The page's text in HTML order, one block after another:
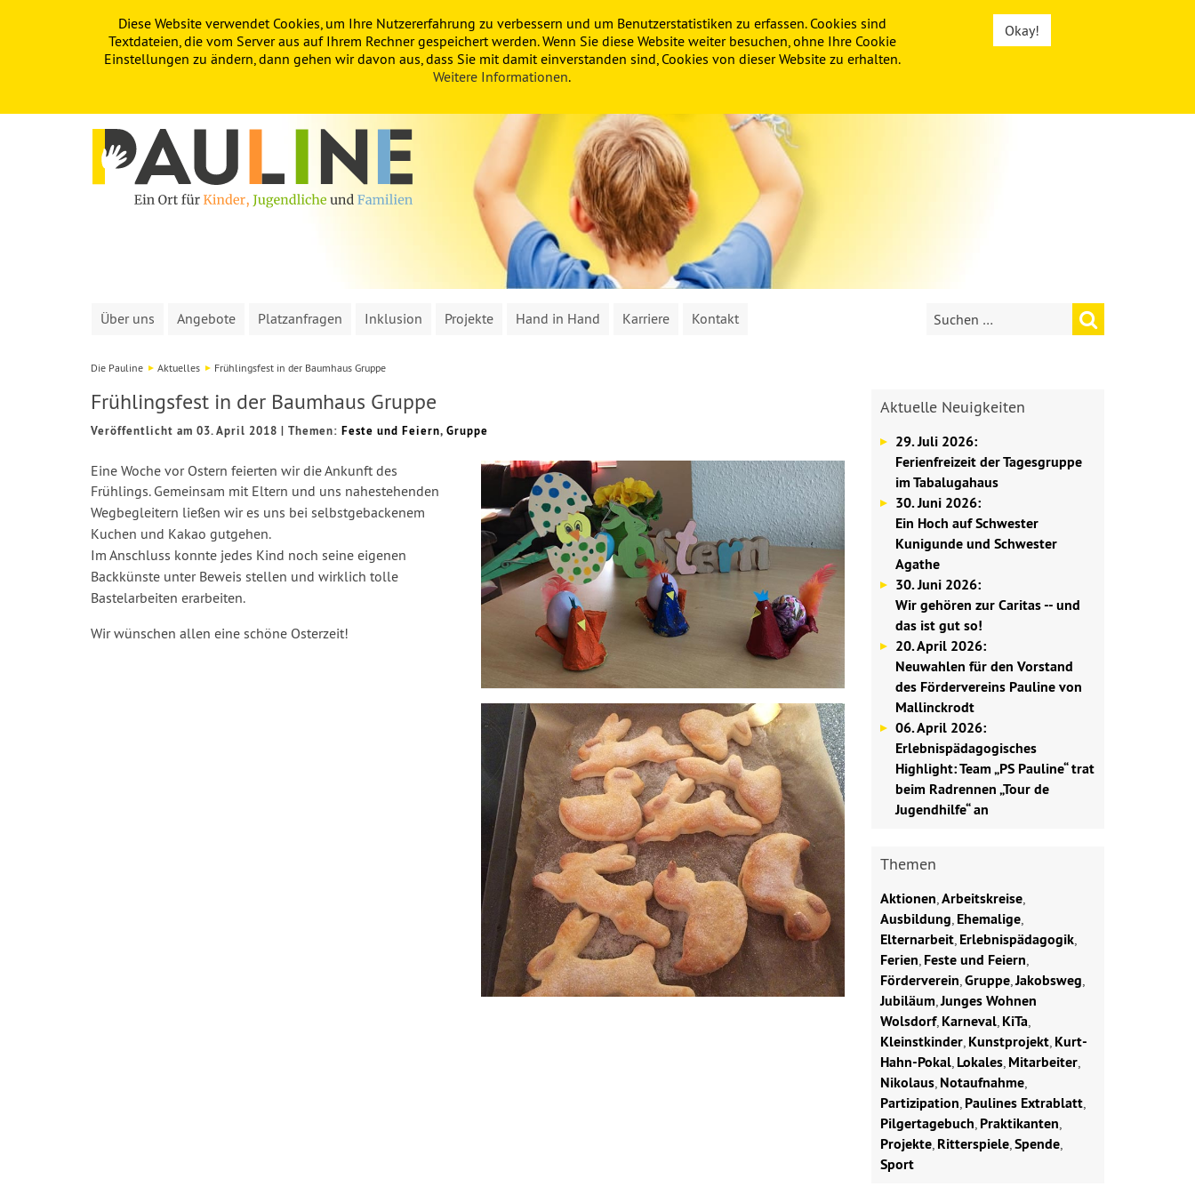
PAULINE KITA FÖRDERVEREIN
Über uns Angebote Platzanfragen Inklusion Projekte Hand in Hand Karriere Kontakt
Die Pauline Aktuelles Frühlingsfest in der Baumhaus Gruppe
Frühlingsfest in der Baumhaus Gruppe
Veröffentlicht am 03. April 2018 | Themen: Feste und Feiern, Gruppe
Eine Woche vor Ostern feierten wir die Ankunft des
Frühlings. Gemeinsam mit Eltern und uns nahestehenden
Wegbegleitern ließen wir es uns bei selbstgebackenem
Kuchen und Kakao gutgehen.
Im Anschluss konnte jedes Kind noch seine eigenen
Backkünste unter Beweis stellen und wirklich tolle
Bastelarbeiten erarbeiten.
Wir wünschen allen eine schöne Osterzeit!
Aktuelle Neuigkeiten
29. Juli 2026:
Ferienfreizeit der Tagesgruppe
im Tabalugahaus
30. Juni 2026:
Ein Hoch auf Schwester
Kunigunde und Schwester
Agathe
30. Juni 2026:
Wir gehören zur Caritas -- und
das ist gut so!
20. April 2026:
Neuwahlen für den Vorstand
des Fördervereins Pauline von
Mallinckrodt
06. April 2026:
Erlebnispädagogisches
Highlight: Team „PS Pauline“ trat
beim Radrennen „Tour de
Jugendhilfe“ an
Themen
Aktionen,Arbeitskreise,
Ausbildung, Ehemalige,
Elternarbeit, Erlebnispädagogik,
Ferien, Feste und Feiern,
Förderverein,Gruppe,Jakobsweg,
Jubiläum,Junges Wohnen
Wolsdorf, Karneval, KiTa,
Kleinstkinder, Kunstprojekt, Kurt-
Hahn-Pokal, Lokales, Mitarbeiter,
Nikolaus, Notaufnahme,
Partizipation, Paulines Extrablatt,
Pilgertagebuch, Praktikanten,
Projekte, Ritterspiele,Spende,
Sport
Diese Website verwendet Cookies, um Ihre Nutzererfahrung zu verbessern und um Benutzerstatistiken zu erfassen. Cookies sind
Textdateien, die vom Server aus auf Ihrem Rechner gespeichert werden. Wenn Sie diese Website weiter besuchen, ohne Ihre Cookie
Einstellungen zu ändern, dann gehen wir davon aus, dass Sie mit damit einverstanden sind, Cookies von dieser Website zu erhalten.
Weitere Informationen.
Okay!